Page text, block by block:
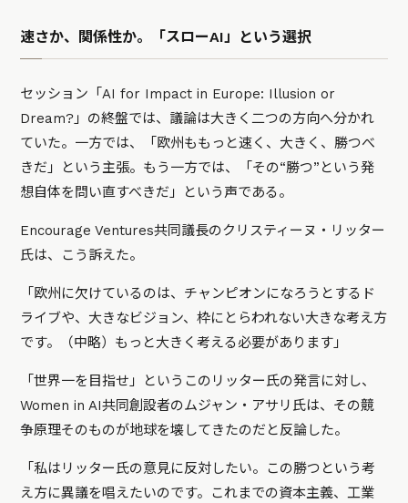
速さか、関係性か。「スローAI」という選択
セッション「AI for Impact in Europe: Illusion or
Dream?」の終盤では、議論は大きく二つの方向へ分かれ
ていた。一方では、「欧州ももっと速く、大きく、勝つべ
きだ」という主張。もう一方では、「その“勝つ”という発
想自体を問い直すべきだ」という声である。
Encourage Ventures共同議長のクリスティーヌ・リッター
氏は、こう訴えた。
「欧州に欠けているのは、チャンピオンになろうとするド
ライブや、大きなビジョン、枠にとらわれない大きな考え方
です。（中略）もっと大きく考える必要があります」
「世界一を目指せ」というこのリッター氏の発言に対し、
Women in AI共同創設者のムジャン・アサリ氏は、その競
争原理そのものが地球を壊してきたのだと反論した。
「私はリッター氏の意見に反対したい。この勝つという考
え方に異議を唱えたいのです。これまでの資本主義、工業